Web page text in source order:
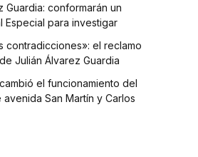
Guardia: conformarán un
Especial para investigar
contradicciones»: el reclamo
Julián Álvarez Guardia
el funcionamiento del
San Martín y Carlos